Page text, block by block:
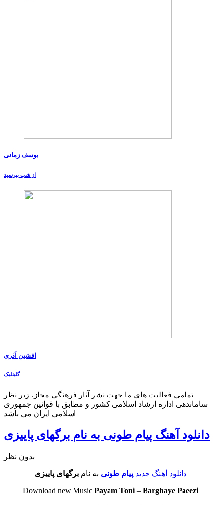
یوسف زمانی
از شب بپرسید
افشین آذری
گلینلیک
تمامی فعالیت های ما جهت نشر آثار فرهنگی مجاز، زیر نظر
ساماندهی اداره ارشاد اسلامی کشور و مطابق با قوانین جمهوری
اسلامی ایران می باشد
دانلود آهنگ پیام طونی به نام برگهای پاییزی
بدون نظر
دانلود آهنگ جدید پیام طونی به نام برگهای پاییزی
Download new Music Payam Toni – Barghaye Paeezi